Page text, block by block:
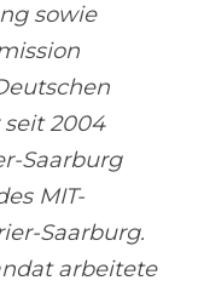
sowie
2004
Saarburg
MIT-
Saarburg.
arbeitete